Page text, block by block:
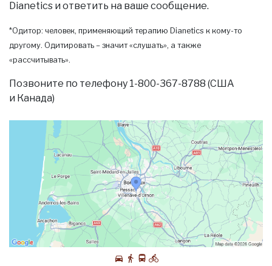
Dianetics и ответить на ваше сообщение.
*Одитор: человек, применяющий терапию Dianetics к кому-то
другому. Одитировать – значит «слушать», а также
«рассчитывать».
Позвоните по телефону 1-800-367-8788 (США
и Канада)